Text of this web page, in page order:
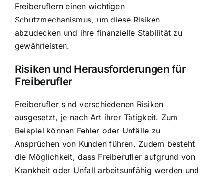
Freiberuflern einen wichtigen
Schutzmechanismus, um diese Risiken
abzudecken und ihre finanzielle Stabilität zu
gewährleisten.
Risiken und Herausforderungen für
Freiberufler
Freiberufler sind verschiedenen Risiken
ausgesetzt, je nach Art ihrer Tätigkeit. Zum
Beispiel können Fehler oder Unfälle zu
Ansprüchen von Kunden führen. Zudem besteht
die Möglichkeit, dass Freiberufler aufgrund von
Krankheit oder Unfall arbeitsunfähig werden und